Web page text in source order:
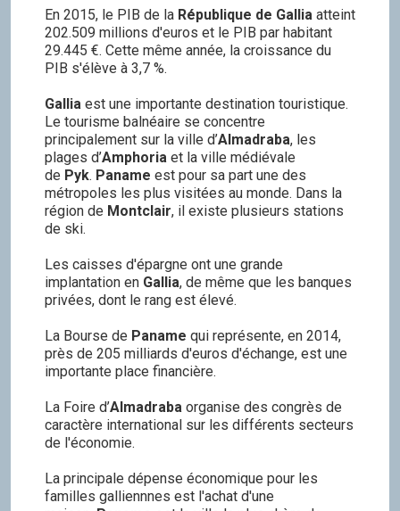
organisations dont fait partie le pays
0 0 0 0 0 0 0 0
Balance des ressources issues du roleplay
0 0 0 0 0 0 0 0
Balance des ressources issues de la carte
0 0 0 0 0 0 0 0
En 2015, le PIB de la République de Gallia atteint
202.509 millions d'euros et le PIB par habitant
29.445 €. Cette même année, la croissance du
PIB s'élève à 3,7 %.
Gallia est une importante destination touristique.
Le tourisme balnéaire se concentre
principalement sur la ville d’Almadraba, les
plages d’Amphoria et la ville médiévale
de Pyk. Paname est pour sa part une des
métropoles les plus visitées au monde. Dans la
région de Montclair, il existe plusieurs stations
de ski.
Les caisses d'épargne ont une grande
implantation en Gallia, de même que les banques
privées, dont le rang est élevé.
La Bourse de Paname qui représente, en 2014,
près de 205 milliards d'euros d'échange, est une
importante place financière.
La Foire d’Almadraba organise des congrès de
caractère international sur les différents secteurs
de l'économie.
La principale dépense économique pour les
familles galliennnes est l'achat d'une